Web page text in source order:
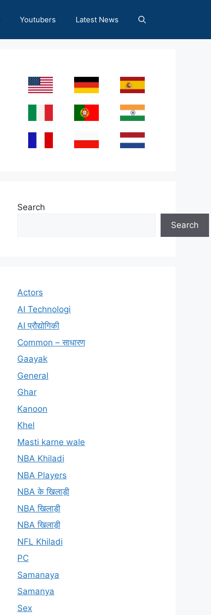
Youtubers Latest News
Search
Search
Actors
AI Technologi
AI प्रौद्योगिकी
Common – साधारण
Gaayak
General
Ghar
Kanoon
Khel
Masti karne wale
NBA Khiladi
NBA Players
NBA के खिलाड़ी
NBA खिलाड़ी
NBA खिलाड़ी
NFL Khiladi
PC
Samanaya
Samanya
Sex